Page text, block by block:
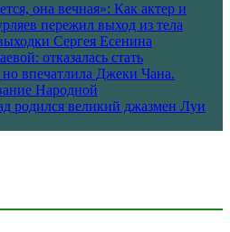
она вечная»: Как актер и
пережил выход из тела
Сергея Есенина
отказалась стать
впечатлила Джеки Чана.
Народной
родился великий джазмен Луи